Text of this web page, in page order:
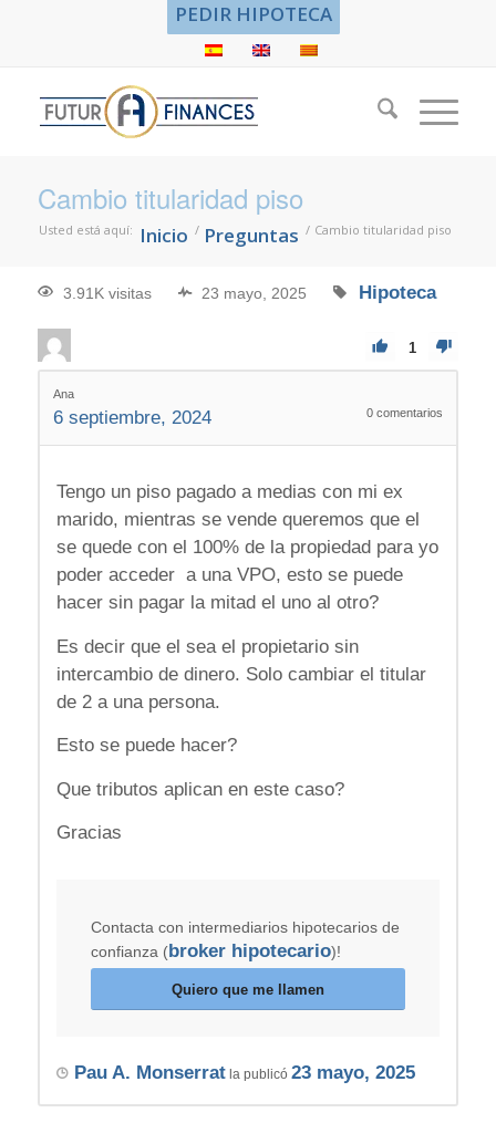
PEDIR HIPOTECA
Cambio titularidad piso
Usted está aquí: Inicio / Preguntas / Cambio titularidad piso
3.91K visitas 23 mayo, 2025 Hipoteca
1
Ana
6 septiembre, 2024 0 comentarios
Tengo un piso pagado a medias con mi ex
marido, mientras se vende queremos que el
se quede con el 100% de la propiedad para yo
poder acceder a una VPO, esto se puede
hacer sin pagar la mitad el uno al otro?
Es decir que el sea el propietario sin
intercambio de dinero. Solo cambiar el titular
de 2 a una persona.
Esto se puede hacer?
Que tributos aplican en este caso?
Gracias
Contacta con intermediarios hipotecarios de
confianza (broker hipotecario)!
Quiero que me llamen
Pau A. Monserratla publicó 23 mayo, 2025